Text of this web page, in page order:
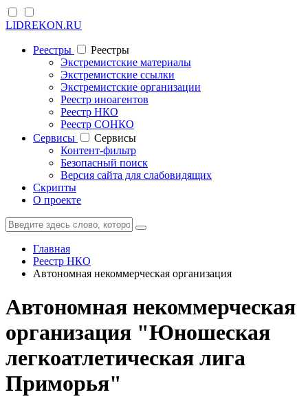
LIDREKON.RU
Реестры
Реестры
Экстремистские материалы
Экстремистские ссылки
Экстремистские организации
Реестр иноагентов
Реестр НКО
Реестр СОНКО
Cервисы
Cервисы
Контент-фильтр
Безопасный поиск
Версия сайта для слабовидящих
Скрипты
О проекте
Главная
Реестр НКО
Автономная некоммерческая организация
Автономная некоммерческая
организация "Юношеская
легкоатлетическая лига
Приморья"